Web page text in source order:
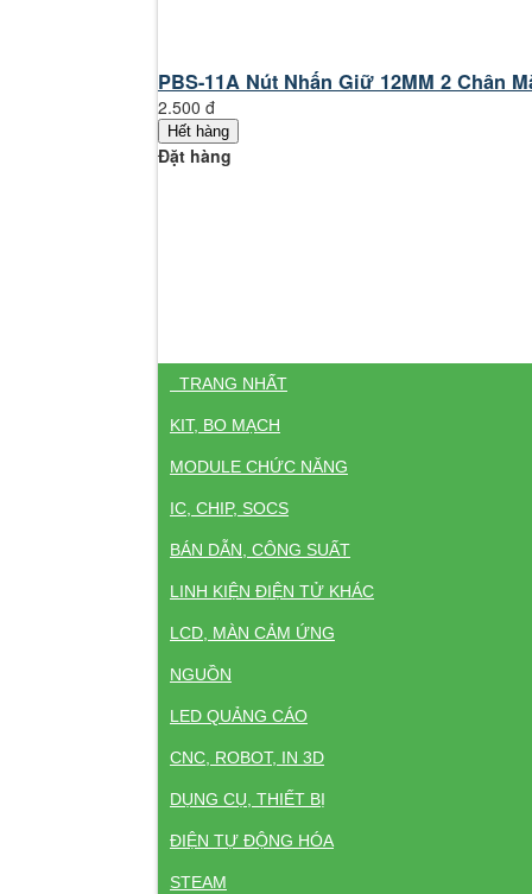
PBS-11A Nút Nhấn Giữ 12MM 2 Chân
2.500 đ
Hết hàng
Đặt hàng
TRANG NHẤT
KIT, BO MẠCH
MODULE CHỨC NĂNG
IC, CHIP, SOCS
BÁN DẪN, CÔNG SUẤT
LINH KIỆN ĐIỆN TỬ KHÁC
LCD, MÀN CẢM ỨNG
NGUỒN
LED QUẢNG CÁO
CNC, ROBOT, IN 3D
DỤNG CỤ, THIẾT BỊ
ĐIỆN TỰ ĐỘNG HÓA
STEAM